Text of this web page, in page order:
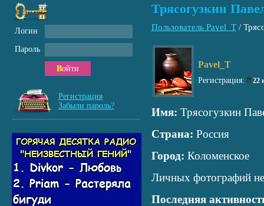
Трясогузкин
Пользователь Pavel_T /
Pavel_T
Регистрация: 22
Имя: Трясогузкин
Страна: Россия
Город: Коломенское
Личных фотографий
Последняя
Логин
Пароль
Войти
Регистрация
Забыли пароль?